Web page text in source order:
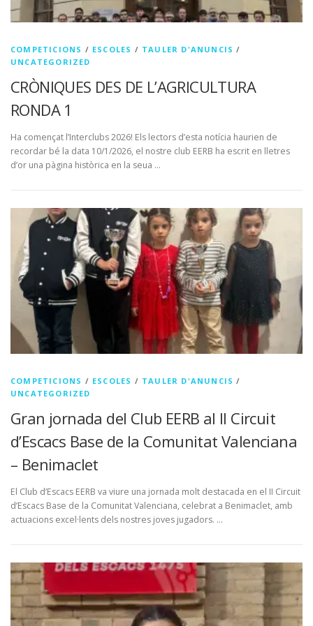
COMPETICIONS / ESCOLES / TAULER D'ANUNCIS /
UNCATEGORIZED
CRÒNIQUES DES DE L’AGRICULTURA
RONDA 1
Ha començat l’Interclubs 2026! Els lectors d’esta notícia haurien de
recordar bé la data 10/1/2026, el nostre club EERB ha escrit en lletres
d’or una pàgina històrica en la seua …
COMPETICIONS / ESCOLES / TAULER D'ANUNCIS /
UNCATEGORIZED
Gran jornada del Club EERB al II Circuit
d’Escacs Base de la Comunitat Valenciana
– Benimaclet
El Club d’Escacs EERB va viure una jornada molt destacada en el II Circuit
d’Escacs Base de la Comunitat Valenciana, celebrat a Benimaclet, amb
actuacions excel·lents dels nostres joves jugadors. …